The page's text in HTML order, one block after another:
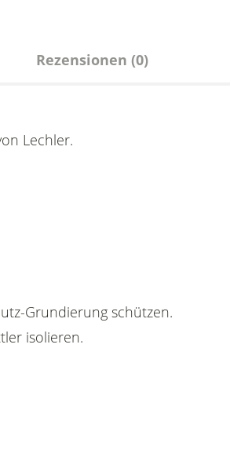
Rezensionen (0)
Lechler.
Grundierung schützen.
isolieren.